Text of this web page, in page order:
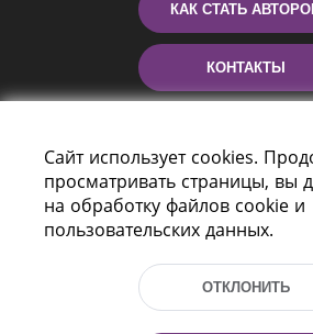
КАК СТАТЬ
КОНТАКТЫ
Сайт использует cookies.
просматривать страницы, вы
на обработку файлов cookie и
пользовательских данных.
ОТКЛОНИТЬ